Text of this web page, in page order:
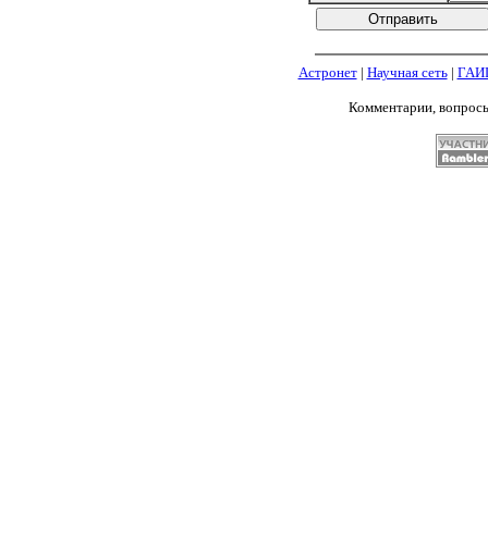
Астронет| Научная сеть|
Комментарии,